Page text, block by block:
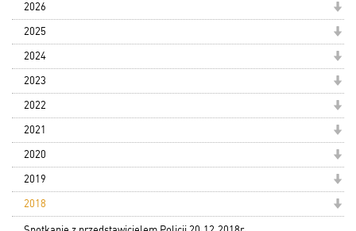
2026
2025
2024
2023
2022
2021
2020
2019
2018